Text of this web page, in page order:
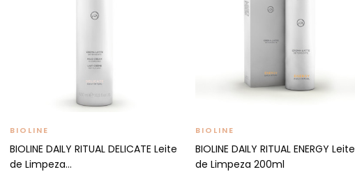
BIOLINE
BIOLINE DAILY RITUAL DELICATE Leite
de Limpeza...
BIOLINE
BIOLINE DAILY RITUAL ENERGY Leite
de Limpeza 200ml